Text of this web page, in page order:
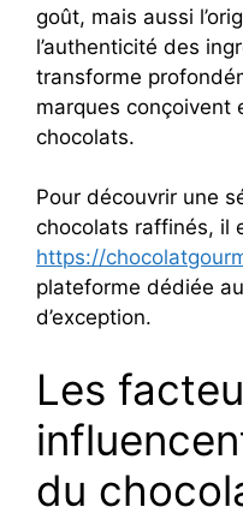
goût, mais aussi
l’authenticité des
transforme
marques conçoivent
chocolats.
Pour découvrir une
chocolats raffinés, il
https://
plateforme dédiée
d’exception.
Les
du